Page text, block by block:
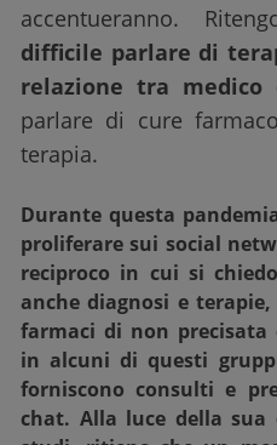
accentueranno.
difficile parlare di
relazione tra medico
parlare di cure
terapia.
Durante questa
proliferare sui social
reciproco in cui si
anche diagnosi e
farmaci di non precisata
in alcuni di questi
forniscono consulti e
chat. Alla luce della sua